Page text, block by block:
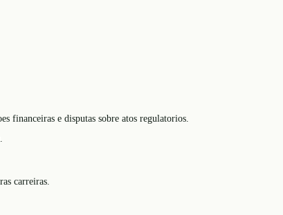
financeiras e disputas sobre atos regulatorios.
carreiras.